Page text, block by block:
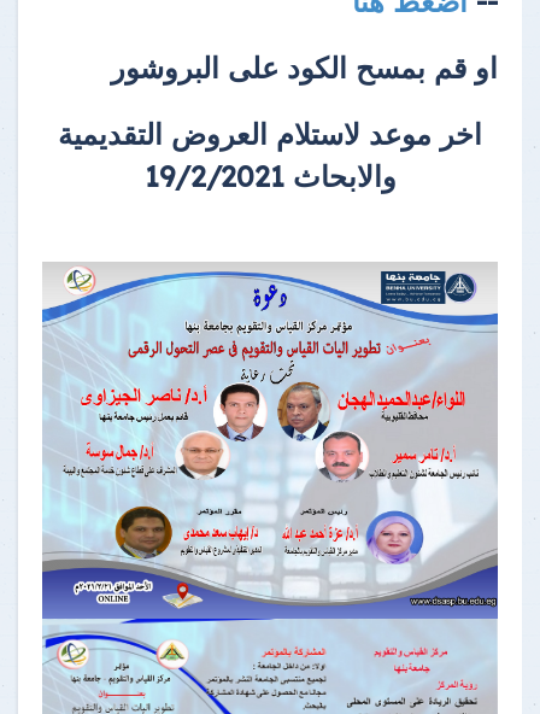
او قم بمسح الكود على البروشور
اخر موعد لاستلام العروض التقديمية
والابحاث 19/2/2021